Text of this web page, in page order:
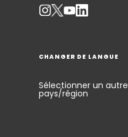
CHANGER DE LANGUE
Sélectionner un autre
pays/région